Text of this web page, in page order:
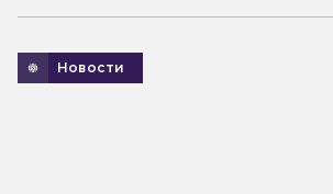
Новости